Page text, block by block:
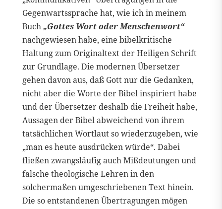
Gegenwartssprache hat, wie ich in meinem
Buch„Gottes Wort oder Menschenwort“
nachgewiesen habe, eine bibelkritische
Haltung zum Originaltext der Heiligen Schrift
zur Grundlage. Die modernen Übersetzer
gehen davon aus, daß Gott nur die Gedanken,
nicht aber die Worte der Bibel inspiriert habe
und der Übersetzer deshalb die Freiheit habe,
Aussagen der Bibel abweichend von ihrem
tatsächlichen Wortlaut so wiederzugeben, wie
„man es heute ausdrücken würde“. Dabei
fließen zwangsläufig auch Mißdeutungen und
falsche theologische Lehren in den
solchermaßen umgeschriebenen Text hinein.
Die so entstandenen Übertragungen mögen